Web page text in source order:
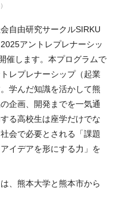
自由研究サークルSIRKU
2025アントレプレナーシッ
催します。本プログラムで
レプレナーシップ（起業
学んだ知識を活かして熊
企画、開発までを一気通
る高校生は座学だけでな
会で必要とされる「課題
イデアを形にする力」を
、熊本大学と熊本市から